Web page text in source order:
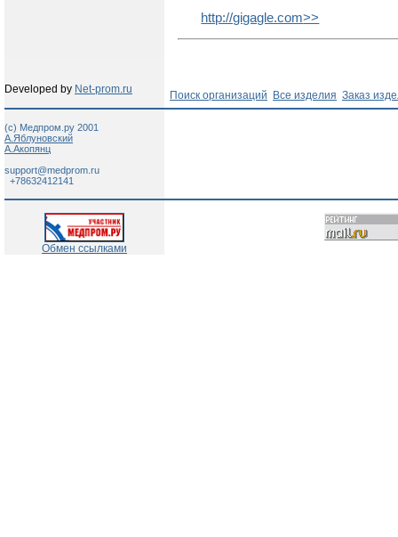
http://gigagle.com>>
Developed by Net-prom.ru Поиск организаций Все изделия Заказ
(c) Медпром.ру 2001
А.Яблуновский
А.Акопянц
support@medprom.ru
+78632412141
Обмен ссылками